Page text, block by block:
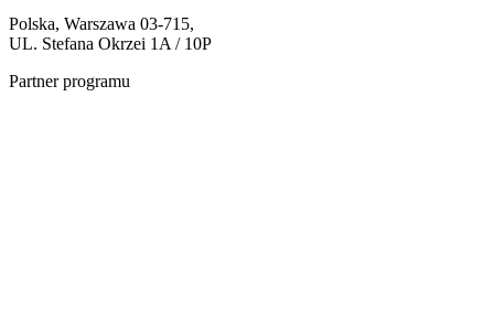
Polska, Warszawa 03-715,
UL. Stefana Okrzei 1A / 10P
Partner programu